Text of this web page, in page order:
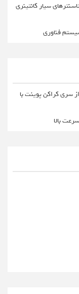
سیار کانتینری
فناوری
6 هسته‌ای از سری کراکن پوینت با